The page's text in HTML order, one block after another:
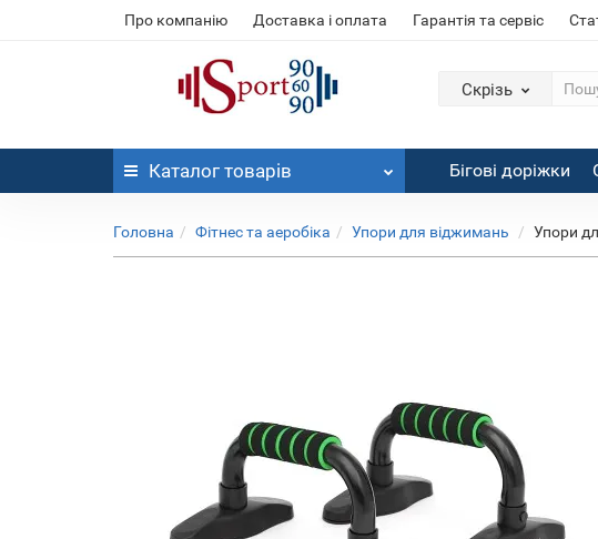
Про компанію Доставка і оплата Гарантія та сервіс
Скрізь
Каталог товарів Бігові доріжки
Головна Фітнес та аеробіка Упори для віджимань Упори